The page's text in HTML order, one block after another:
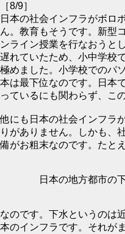
［8/9］
日本の社会インフラがボロ
ん。教育もそうです。新型
ンライン授業を行なおうと
遅れていたため、小中学校
極めました。小学校でのパ
本は最下位なのです。日本
っているにも関わらず、こ
他にも日本の社会インフラ
りがありません。しかも、
備がお粗末なのです。たとえ
日本の地方都市の下水
なのです。下水というのは
本のインフラです。それが